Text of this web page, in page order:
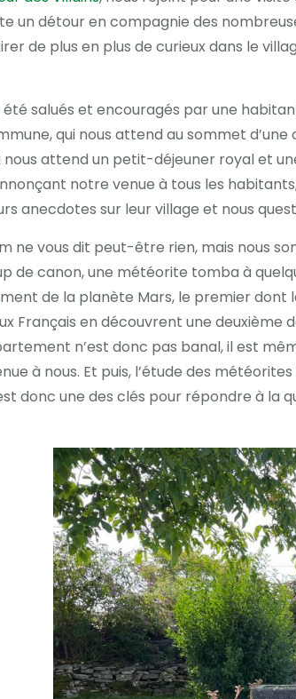
un détour en compagnie des
de plus en plus de curieux dans le
salués et encouragés par une
qui nous attend au sommet
attend un petit-déjeuner royal et
notre venue à tous les
anecdotes sur leur village et nous
ne vous dit peut-être rien, mais nous
de canon, une météorite tomba à
de la planète Mars, le premier dont
Français en découvrent une
n’est donc pas banal, il est
à nous. Et puis, l’étude des
donc une des clés pour répondre à la